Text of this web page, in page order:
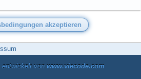
entwickelt von www.viecode.com